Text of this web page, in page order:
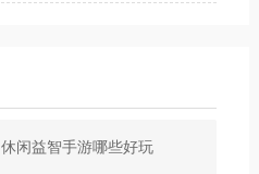
休闲益智手游哪些好玩